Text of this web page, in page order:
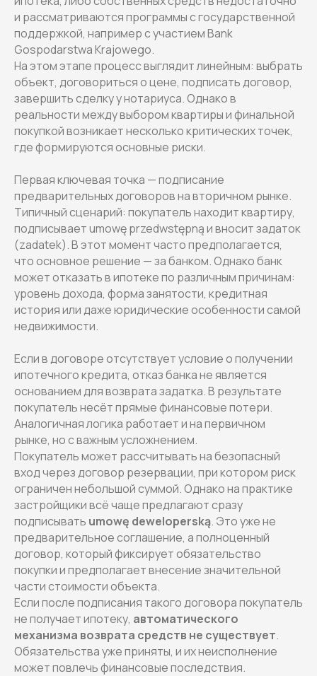
и рассматриваются программы с государственной
поддержкой, например с участием Bank
Gospodarstwa Krajowego.
На этом этапе процесс выглядит линейным: выбрать
объект, договориться о цене, подписать договор,
завершить сделку у нотариуса. Однако в
реальности между выбором квартиры и финальной
покупкой возникает несколько критических точек,
где формируются основные риски.
Первая ключевая точка — подписание
предварительных договоров на вторичном рынке.
Типичный сценарий: покупатель находит квартиру,
подписывает umowę przedwstępną и вносит задаток
(zadatek). В этот момент часто предполагается,
что основное решение — за банком. Однако банк
может отказать в ипотеке по различным причинам:
уровень дохода, форма занятости, кредитная
история или даже юридические особенности самой
недвижимости.
Если в договоре отсутствует условие о получении
ипотечного кредита, отказ банка не является
основанием для возврата задатка. В результате
покупатель несёт прямые финансовые потери.
Аналогичная логика работает и на первичном
рынке, но с важным усложнением.
Покупатель может рассчитывать на безопасный
вход через договор резервации, при котором риск
ограничен небольшой суммой. Однако на практике
застройщики всё чаще предлагают сразу
подписывать umowę deweloperską. Это уже не
предварительное соглашение, а полноценный
договор, который фиксирует обязательство
покупки и предполагает внесение значительной
части стоимости объекта.
Если после подписания такого договора покупатель
не получает ипотеку, автоматического
механизма возврата средств не существует.
Обязательства уже приняты, и их неисполнение
может повлечь финансовые последствия.